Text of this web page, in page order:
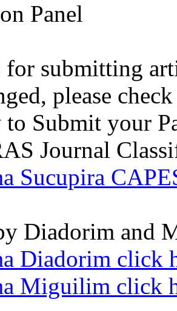
Panel
for submitting
please
Submit your
Journal
Sucupira
Diadorim and
Diadorim click
Miguilim click